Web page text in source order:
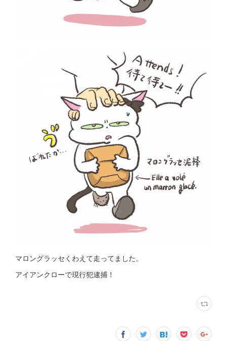
マロングラッセくわえて走ってました。
アイアンクローで現行犯逮捕！